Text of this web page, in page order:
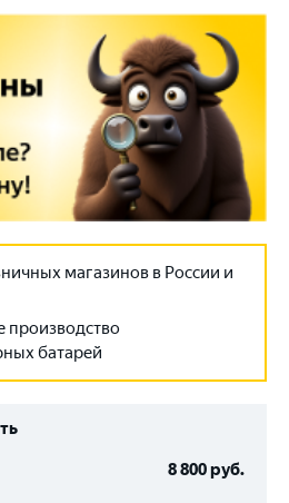
магазинов в России и
производство
батарей
8 800руб.